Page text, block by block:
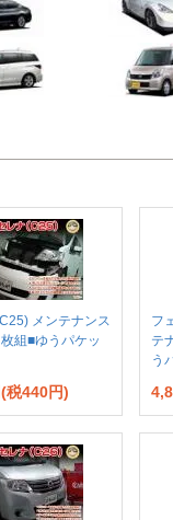
メンテナンス
組■ゆうパケッ
税440円)
フ
テ
う